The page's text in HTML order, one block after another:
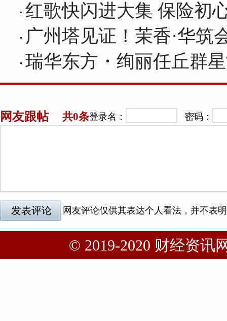
红歌快闪进大集 保险
广州塔见证！茉香·华筑
瑞华东方・绚丽任丘群
© 2019-2020 财经资讯